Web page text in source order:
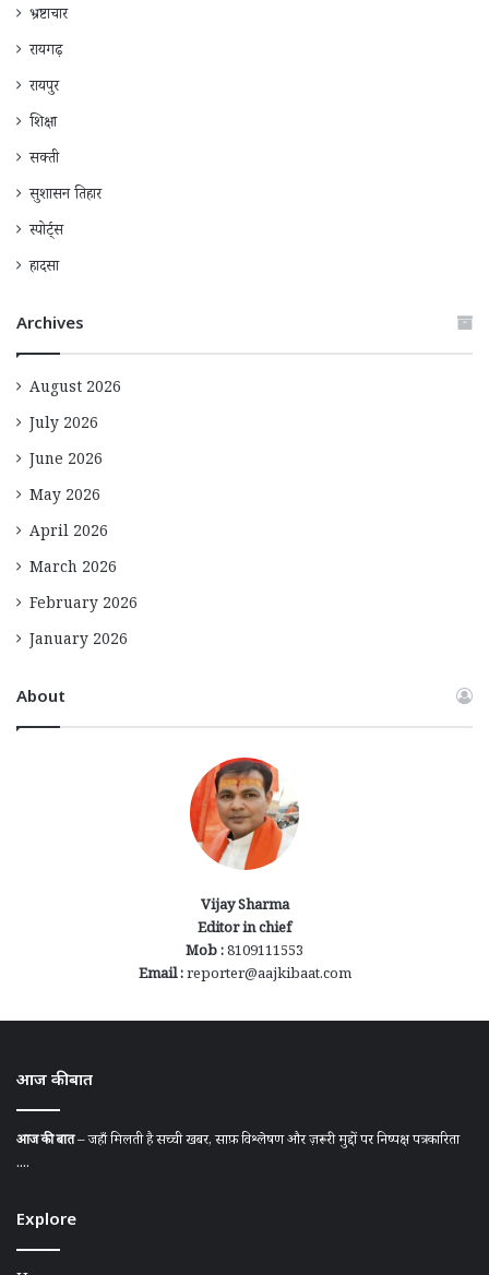
भ्रष्टाचार
रायगढ़
रायपुर
शिक्षा
सक्ती
सुशासन तिहार
स्पोर्ट्स
हादसा
Archives
August 2026
July 2026
June 2026
May 2026
April 2026
March 2026
February 2026
January 2026
About
Vijay Sharma
Editor in chief
Mob :8109111553
Email :reporter@aajkibaat.com
आज की बात
आज की बात– जहाँ मिलती है सच्ची खबर, साफ़ विश्लेषण और ज़रूरी मुद्दों पर निष्पक्ष पत्रकारिता
....
Explore